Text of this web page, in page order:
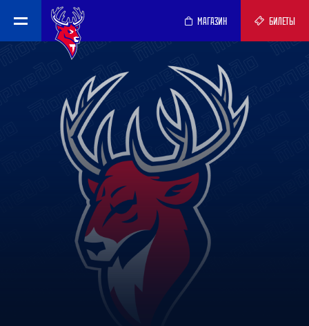
МАГАЗИН БИЛЕТЫ